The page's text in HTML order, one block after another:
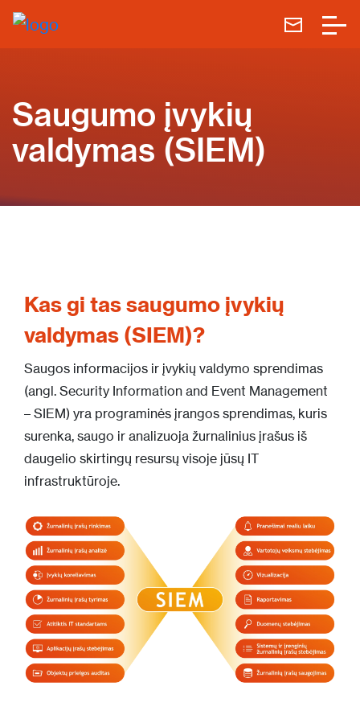
Saugumo įvykių
valdymas (SIEM)
Kas gi tas saugumo įvykių
valdymas (SIEM)?
Saugos informacijos ir įvykių valdymo sprendimas
(angl. Security Information and Event Management
– SIEM) yra programinės įrangos sprendimas, kuris
surenka, saugo ir analizuoja žurnalinius įrašus iš
daugelio skirtingų resursų visoje jūsų IT
infrastruktūroje.